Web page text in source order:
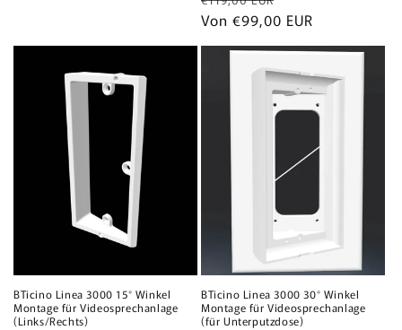
Preis
Von €99,00 EUR
BTicino Linea 3000 15° Winkel
Montage für Videosprechanlage
(Links/Rechts)
BTicino Linea 3000 30° Winkel
Montage für Videosprechanlage
(für Unterputzdose)